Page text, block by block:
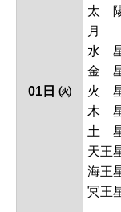
01日 ㈫
太
月
水
金
火
木
土
天王
海王
冥王